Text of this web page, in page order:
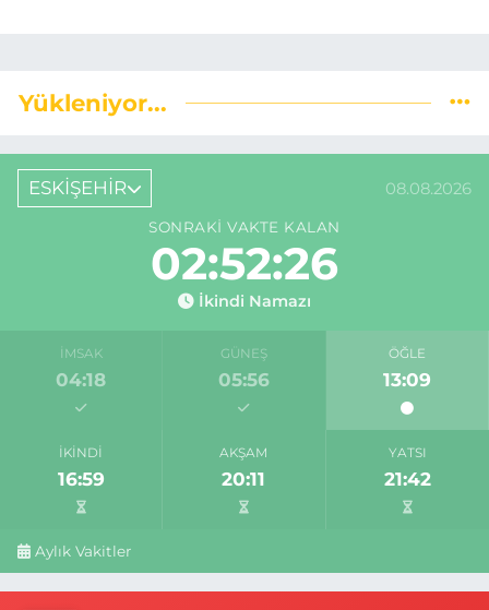
Yükleniyor...
ESKİŞEHİR 08.08.2026
SONRAKI VAKTE KALAN
02:52:25
İkindi Namazı
İMSAK
04:18
GÜNEŞ
05:56
ÖĞLE
13:09
İKINDI
16:59
AKŞAM
20:11
YATSI
21:42
Aylık Vakitler